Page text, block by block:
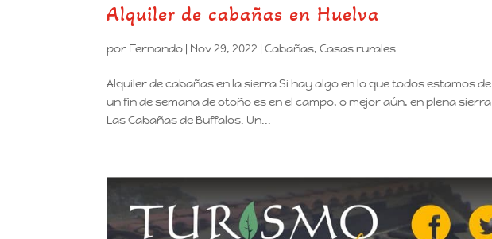
Alquiler de cabañas en Huelva
por Fernando | Nov 29, 2022 |Cabañas,Casas rurales
Alquiler de cabañas en la sierra Si hay algo en lo que todos estamos
un fin de semana de otoño es en el campo, o mejor aún, en plena
Las Cabañas de Buffalos. Un...